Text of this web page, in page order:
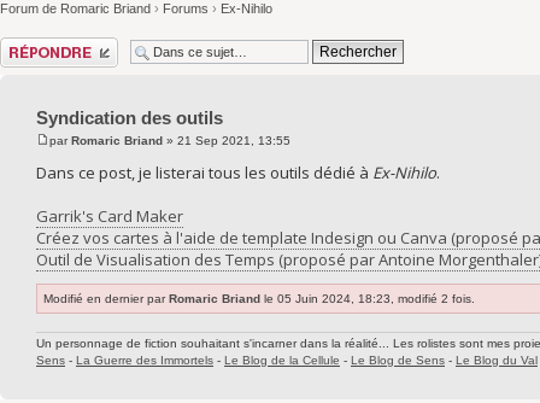
Forum de Romaric Briand › Forums › Ex-Nihilo
Répondre
Syndication des outils
parRomaric Briand » 21 Sep 2021, 13:55
Dans ce post, je listerai tous les outils dédié à Ex-Nihilo.
Garrik's Card Maker
Créez vos cartes à l'aide de template Indesign ou Canva (proposé
Outil de Visualisation des Temps (proposé par Antoine
Modifié en dernier parRomaric Briand le 05 Juin 2024, 18:23, modifié 2 fois.
Un personnage de fiction souhaitant s'incarner dans la réalité... Les rolistes sont mes
Sens - La Guerre des Immortels - Le Blog de la Cellule - Le Blog de Sens - Le Blog du Val